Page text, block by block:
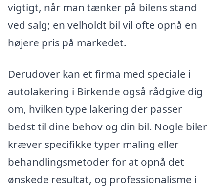
vigtigt, når man tænker på bilens stand
ved salg; en velholdt bil vil ofte opnå en
højere pris på markedet.
Derudover kan et firma med speciale i
autolakering i Birkende også rådgive dig
om, hvilken type lakering der passer
bedst til dine behov og din bil. Nogle biler
kræver specifikke typer maling eller
behandlingsmetoder for at opnå det
ønskede resultat, og professionalisme i